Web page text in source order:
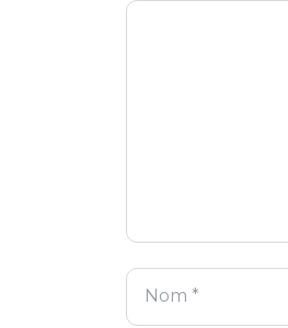
Commentaire
Nom
E-
Site